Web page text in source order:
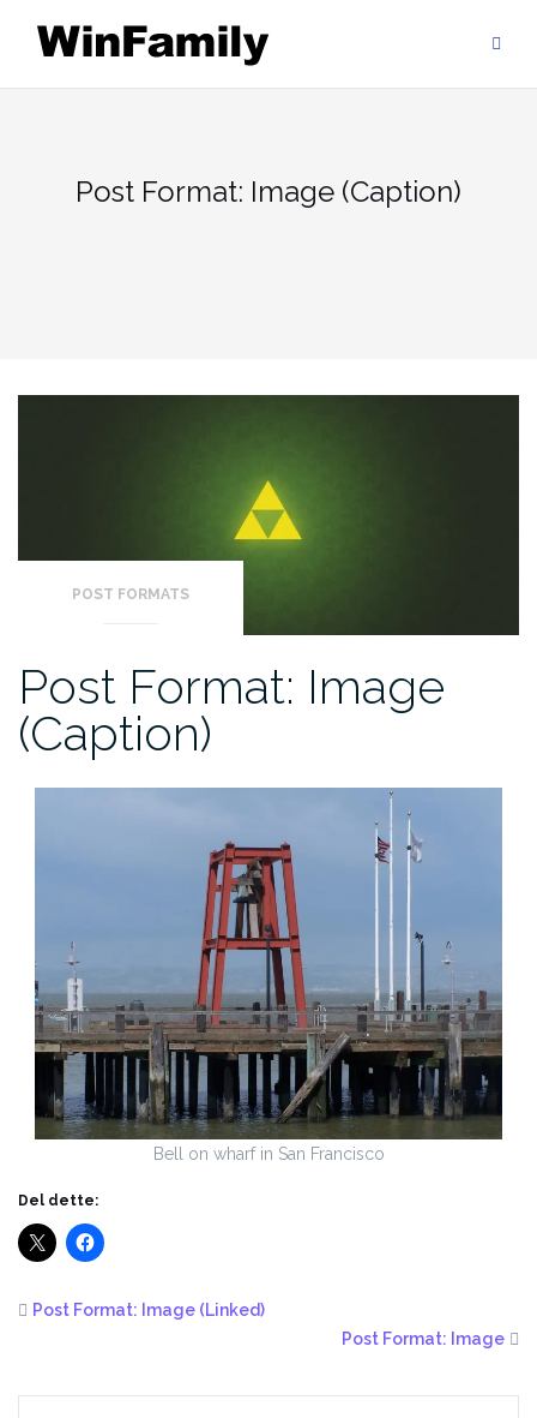
Post Format: Image (Caption)
POST FORMATS
Post Format: Image
(Caption)
Bell on wharf in San Francisco
Del dette:
Post Format: Image (Linked)
Post Format: Image